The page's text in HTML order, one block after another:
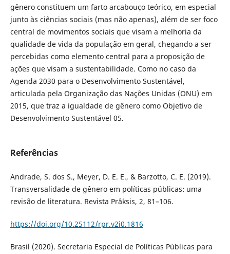
gênero constituem um farto arcabouço teórico, em especial
junto às ciências sociais (mas não apenas), além de ser foco
central de movimentos sociais que visam a melhoria da
qualidade de vida da população em geral, chegando a ser
percebidas como elemento central para a proposição de
ações que visam a sustentabilidade. Como no caso da
Agenda 2030 para o Desenvolvimento Sustentável,
articulada pela Organização das Nações Unidas (ONU) em
2015, que traz a igualdade de gênero como Objetivo de
Desenvolvimento Sustentável 05.
Referências
Andrade, S. dos S., Meyer, D. E. E., & Barzotto, C. E. (2019).
Transversalidade de gênero em políticas públicas: uma
revisão de literatura. Revista Prâksis, 2, 81–106.
https://doi.org/10.25112/rpr.v2i0.1816
Brasil (2020). Secretaria Especial de Políticas Públicas para